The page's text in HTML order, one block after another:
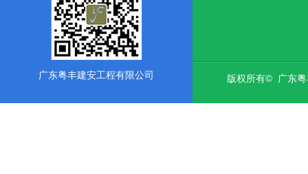
广东粤丰建安工程有限公司 版权所有© 广东